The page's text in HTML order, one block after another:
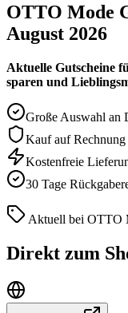
OTTO Mode
August 2026
Aktuelle Gutscheine
sparen und
Große Auswahl an
Kauf auf Rechnung
Kostenfreie
30 Tage
Aktuell bei OTTO
Direkt zum